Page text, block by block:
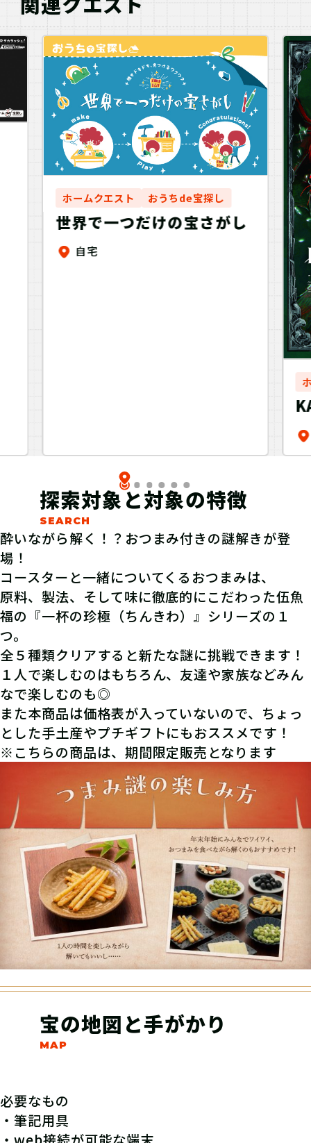
ホームクエスト おうちde宝探し
世界で一つだけの宝さがし
自宅
探索対象と対象の特徴
酔いながら解く！？おつまみ付きの謎解きが登
場！
コースターと一緒についてくるおつまみは、
原料、製法、そして味に徹底的にこだわった伍魚
福の『一杯の珍極（ちんきわ）』シリーズの１
つ。
全５種類クリアすると新たな謎に挑戦できます！
１人で楽しむのはもちろん、友達や家族などみん
なで楽しむのも◎
また本商品は価格表が入っていないので、ちょっ
とした手土産やプチギフトにもおススメです！
※こちらの商品は、期間限定販売となります
宝の地図と手がかり
必要なもの
・筆記用具